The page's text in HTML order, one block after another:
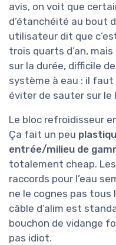
avis, on voit que
d’étanchéité au bout
utilisateur dit que
trois quarts d’an,
sur la durée, difficile
système à eau : il
éviter de sauter sur le
Le bloc refroidisseur
Ça fait un peu
entrée/milieu de
totalement cheap.
raccords pour l’eau
ne le cognes pas tous
câble d’alim est
bouchon de vidange
pas idiot.